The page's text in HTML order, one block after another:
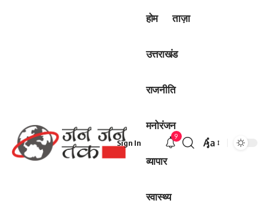
होम ताज़ा
उत्तराखंड
राजनीति
मनोरंजन
व्यापार
स्वास्थ्य
Sign In
9
Font
Aa